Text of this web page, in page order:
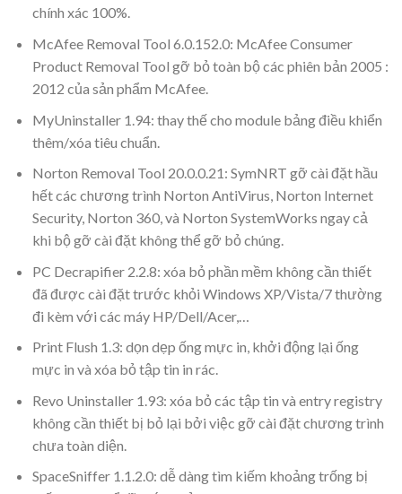
chính xác 100%.
McAfee Removal Tool 6.0.152.0: McAfee Consumer
Product Removal Tool gỡ bỏ toàn bộ các phiên bản 2005 :
2012 của sản phẩm McAfee.
MyUninstaller 1.94: thay thế cho module bảng điều khiển
thêm/xóa tiêu chuẩn.
Norton Removal Tool 20.0.0.21: SymNRT gỡ cài đặt hầu
hết các chương trình Norton AntiVirus, Norton Internet
Security, Norton 360, và Norton SystemWorks ngay cả
khi bộ gỡ cài đặt không thể gỡ bỏ chúng.
PC Decrapifier 2.2.8: xóa bỏ phần mềm không cần thiết
đã được cài đặt trước khỏi Windows XP/Vista/7 thường
đi kèm với các máy HP/Dell/Acer,…
Print Flush 1.3: dọn dẹp ống mực in, khởi động lại ống
mực in và xóa bỏ tập tin in rác.
Revo Uninstaller 1.93: xóa bỏ các tập tin và entry registry
không cần thiết bị bỏ lại bởi việc gỡ cài đặt chương trình
chưa toàn diện.
SpaceSniffer 1.1.2.0: dễ dàng tìm kiếm khoảng trống bị